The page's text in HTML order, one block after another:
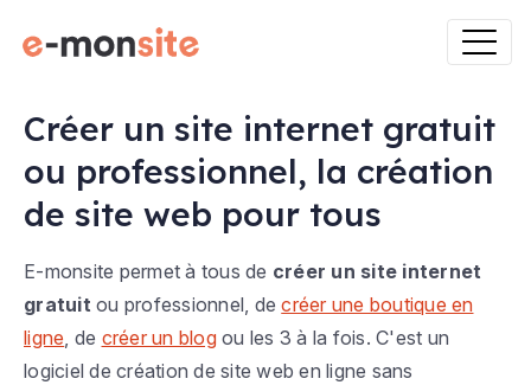
Créer un site internet gratuit
ou professionnel, la création
de site web pour tous
E-monsite permet à tous de créer un site internet
gratuit ou professionnel, decréer une boutique en
ligne , de créer un blogou les 3 à la fois. C'est un
logiciel de création de site web en ligne sans